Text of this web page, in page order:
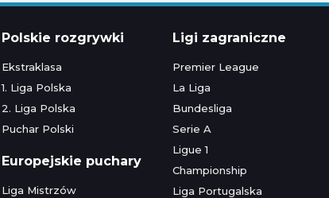
Polskie rozgrywki
Ekstraklasa
1. Liga Polska
2. Liga Polska
Puchar Polski
Europejskie puchary
Liga Mistrzów
Ligi zagraniczne
Premier League
La Liga
Bundesliga
Serie A
Ligue 1
Championship
Liga Portugalska